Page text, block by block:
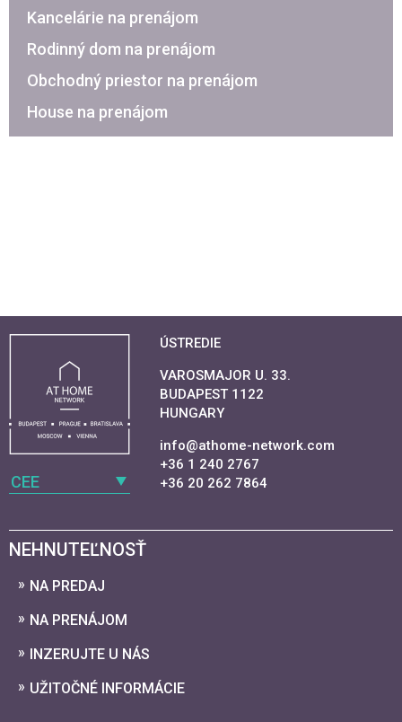
Kancelárie na prenájom
Rodinný dom na prenájom
Obchodný priestor na prenájom
House na prenájom
CEE
ÚSTREDIE
VAROSMAJOR U. 33.
BUDAPEST 1122
HUNGARY
info@athome-network.com
+36 1 240 2767
+36 20 262 7864
NEHNUTEĽNOSŤ
NA PREDAJ
NA PRENÁJOM
INZERUJTE U NÁS
UŽITOČNÉ INFORMÁCIE